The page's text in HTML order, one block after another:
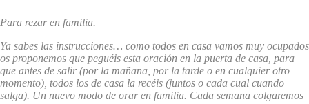
Para rezar en familia.
Ya sabes las instrucciones… como todos en casa vamos muy ocupados
os proponemos que peguéis esta oración en la puerta de casa, para
que antes de salir (por la mañana, por la tarde o en cualquier otro
momento), todos los de casa la recéis (juntos o cada cual cuando
salga). Un nuevo modo de orar en familia. Cada semana colgaremos